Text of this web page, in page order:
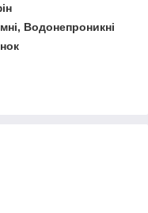
Водонепроникні